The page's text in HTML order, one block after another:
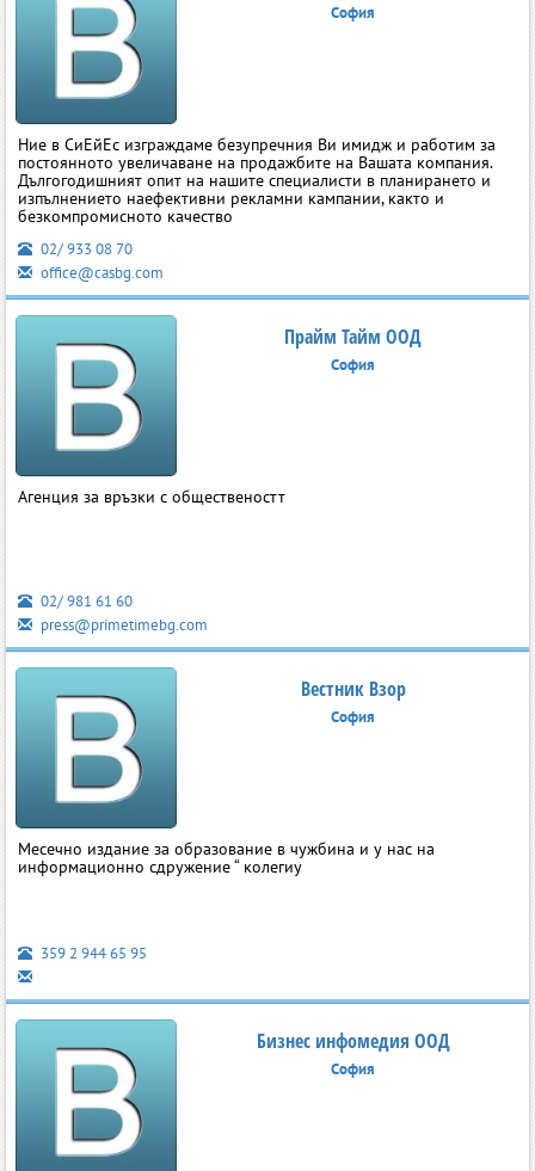
София
Ние в СиЕйЕс изграждаме безупречния Ви имидж и работим за
постоянното увеличаване на продажбите на Вашата компания.
Дългогодишният опит на нашите специалисти в планирането и
изпълнението наефективни рекламни кампании, както и
безкомпромисното качество
02/ 933 08 70
office@casbg.com
Прайм Тайм ООД
София
Агенция за връзки с общественостт
02/ 981 61 60
press@primetimebg.com
Вестник Взор
София
Месечно издание за образование в чужбина и у нас на
информационно сдружение “ колегиу
359 2 944 65 95
Бизнес инфомедия ООД
София